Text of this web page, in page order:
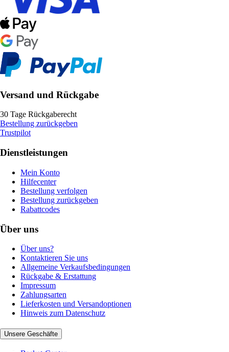
Versand und Rückgabe
30 Tage Rückgaberecht
Bestellung zurückgeben
Trustpilot
Dienstleistungen
Mein Konto
Hilfecenter
Bestellung verfolgen
Bestellung zurückgeben
Rabattcodes
Über uns
Über uns?
Kontaktieren Sie uns
Allgemeine Verkaufsbedingungen
Rückgabe & Erstattung
Impressum
Zahlungsarten
Lieferkosten und Versandoptionen
Hinweis zum Datenschutz
Unsere Geschäfte